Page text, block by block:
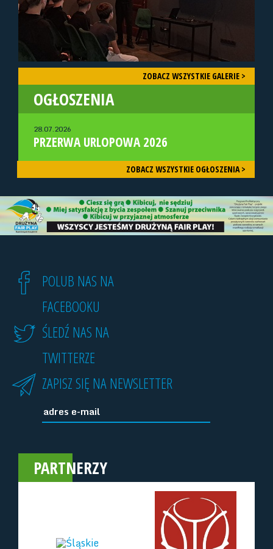
ZOBACZ WSZYSTKIE GALERIE >
OGŁOSZENIA
28.07.2026
PRZERWA URLOPOWA 2026
ZOBACZ WSZYSTKIE OGŁOSZENIA >
POLUB NAS NA
FACEBOOKU
ŚLEDŹ NAS NA
TWITTERZE
ZAPISZ SIĘ NA NEWSLETTER
PARTNERZY